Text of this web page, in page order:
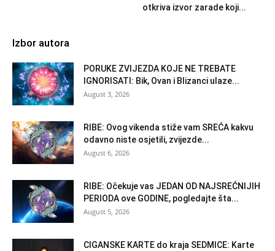
otkriva izvor zarade koji...
Izbor autora
PORUKE ZVIJEZDA KOJE NE TREBATE
IGNORISATI: Bik, Ovan i Blizanci ulaze...
August 3, 2026
RIBE: Ovog vikenda stiže vam SREĆA kakvu
odavno niste osjetili, zvijezde...
August 6, 2026
RIBE: Očekuje vas JEDAN OD NAJSREĆNIJIH
PERIODA ove GODINE, pogledajte šta...
August 5, 2026
CIGANSKE KARTE do kraja SEDMICE: Karte